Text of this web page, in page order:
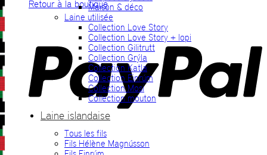
Retour à la boutiqueMaison & déco
Laine utilisée
Collection Love Story
Collection Love Story + lopi
Collection Gilitrutt
Collection Grýla
Collection Katla
Collection Einrúm
Collection Mosi
Collection mouton
Laine islandaise
Tous les fils
Fils Hélène Magnússon